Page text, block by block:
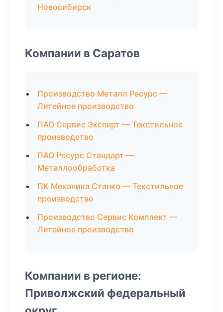
Новосибирск
Компании в Саратов
Производство Металл Ресурс —
Литейное производство
ПАО Сервис Эксперт — Текстильное
производство
ПАО Ресурс Стандарт —
Металлообработка
ПК Механика Станко — Текстильное
производство
Производство Сервис Комплект —
Литейное производство
Компании в регионе:
Приволжский федеральный